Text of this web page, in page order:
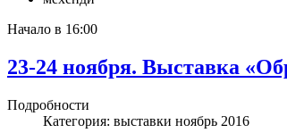
Начало в 16:00
23-24 ноября. Выставка
Подробности
Категория: выставки ноябрь 2016